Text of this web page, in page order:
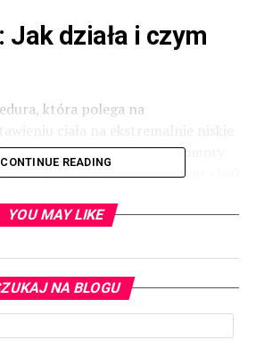
Jak działa i czym
która polega na
za pomocą specjalnej komory
te mogą wynosić nawet -160
o ile jest przeprowadzana
rozważyć
CONTINUE READING
YOU MAY LIKE
NA BLOGU